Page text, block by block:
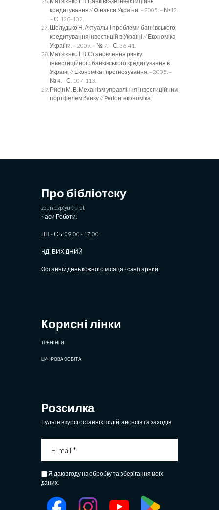
кредитування // Фінанси України. – 2005. – №12.
– С. 128-132.
Шелудько Н. Актуальні проблеми банківського
кредитування інвестицій в Україні // Економіка
України. – 2005. – № 7. – С. 36-41.
Матвієнко І. В. Становлення ринку
інвестиційного банківського кредитування в
Україні // Економіка і прогнозування. – 2005. –
№ 4. – С. 107-113.
Рисін М. В. Механізм управління інвестиційним
портфелем банку // Регіон. економіка.
Про бібліотеку
zounb.zp@ukr.net
Часи Роботи:
ПН - СБ: 09:00 - 17:00
НД: ВИХIДНИЙ
Останній день кожного місяця - санітарний
Корисні лінки
ТРЕНІНГИ
ЦИФРОВА ОСВІТА
Розсилка
Будьте в курсі останніх подій, анонсів та заходів
Я даю згоду на обробку та зберігання моїх
даних.